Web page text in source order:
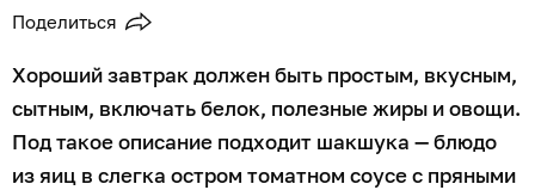
Поделиться
Хороший завтрак должен быть простым, вкусным,
сытным, включать белок, полезные жиры и овощи.
Под такое описание подходит шакшука — блюдо
из яиц в слегка остром томатном соусе с пряными